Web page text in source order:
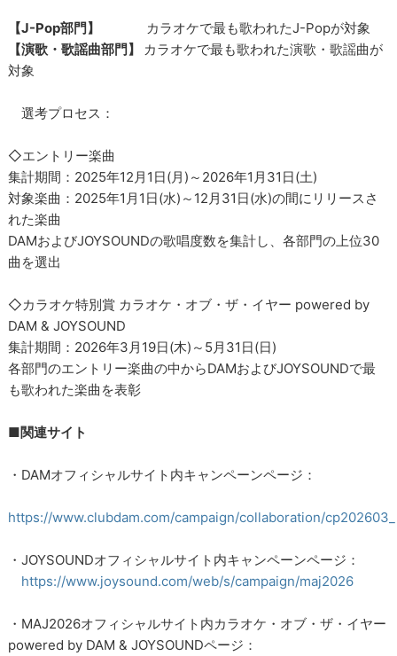
【J-Pop部門】
カラオケで最も歌われたJ-Popが対象
【演歌・歌謡曲部門】
カラオケで最も歌われた演歌・歌謡曲が
対象
選考プロセス：
◇エントリー楽曲
集計期間：2025年12月1日(月)～2026年1月31日(土)
対象楽曲：2025年1月1日(水)～12月31日(水)の間にリリースさ
れた楽曲
DAMおよびJOYSOUNDの歌唱度数を集計し、各部門の上位30
曲を選出
◇カラオケ特別賞 カラオケ・オブ・ザ・イヤー powered by
DAM & JOYSOUND
集計期間：2026年3月19日(木)～5月31日(日)
各部門のエントリー楽曲の中からDAMおよびJOYSOUNDで最
も歌われた楽曲を表彰
■関連サイト
・DAMオフィシャルサイト内キャンペーンページ：
https://www.clubdam.com/campaign/collaboration/
・JOYSOUNDオフィシャルサイト内キャンペーンページ：
https://www.joysound.com/web/s/campaign/maj2026
・MAJ2026オフィシャルサイト内カラオケ・オブ・ザ・イヤー
powered by DAM & JOYSOUNDページ：